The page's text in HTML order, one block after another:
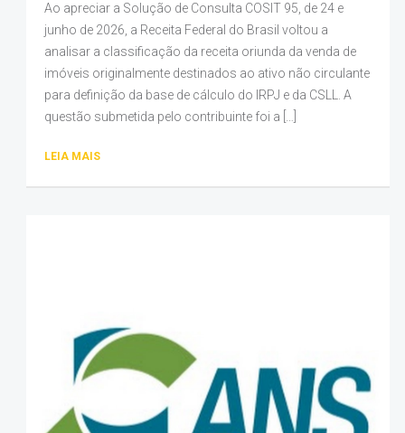
Ao apreciar a Solução de Consulta COSIT 95, de 24 e
junho de 2026, a Receita Federal do Brasil voltou a
analisar a classificação da receita oriunda da venda de
imóveis originalmente destinados ao ativo não circulante
para definição da base de cálculo do IRPJ e da CSLL. A
questão submetida pelo contribuinte foi a […]
LEIA MAIS